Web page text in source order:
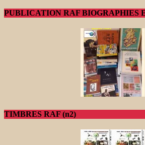
PUBLICATION RAF BIOGRAPHIES
TIMBRES RAF (n2)